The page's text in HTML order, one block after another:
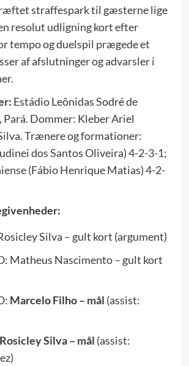
straffespark til gæsterne lige
resolut udligning kort efter
tempo og duelspil prægede et
af afslutninger og advarsler i
Estádio Leônidas Sodré de
Pará. Dommer: Kleber Ariel
Trænere og formationer:
dos Santos Oliveira) 4-2-3-1;
(Fábio Henrique Matias) 4-2-
Silva – gult kort (argument)
Matheus Nascimento – gult kort
Marcelo Filho – mål (assist:
Rosicley Silva – mål (assist: